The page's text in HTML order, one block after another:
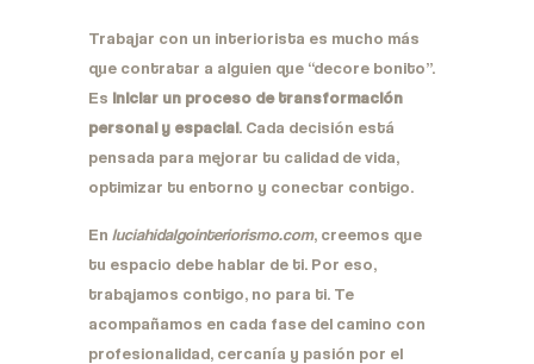
Trabajar con un interiorista es mucho más
que contratar a alguien que “decore bonito”.
Es iniciar un proceso de transformación
personal y espacial. Cada decisión está
pensada para mejorar tu calidad de vida,
optimizar tu entorno y conectar contigo.
En luciahidalgointeriorismo.com, creemos que
tu espacio debe hablar de ti. Por eso,
trabajamos contigo, no para ti. Te
acompañamos en cada fase del camino con
profesionalidad, cercanía y pasión por el